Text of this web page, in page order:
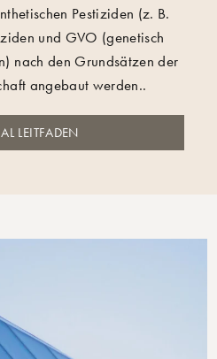
Pestiziden (z. B.
und GVO (genetisch
nach den Grundsätzen der
angebaut werden..
LEITFADEN